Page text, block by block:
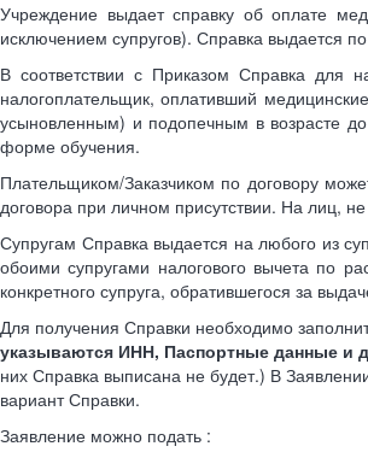
Учреждение выдает справку об оплате
исключением супругов). Справка выдается
В соответствии с Приказом Справка для
налогоплательщик, оплативший
усыновленным) и подопечным в возрасте
форме обучения.
Плательщиком/Заказчиком по договору
договора при личном присутствии. На лиц,
Супругам Справка выдается на любого из
обоими супругами налогового вычета по
конкретного супруга, обратившегося за
Для получения Справки необходимо
указываются ИНН, Паспортные данные
них Справка выписана не будет.) В
вариант Справки.
Заявление можно подать :